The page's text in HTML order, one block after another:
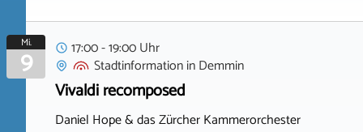
Mi.
9
17:00 - 19:00 Uhr
StadtinformationinDemmin
Vivaldi recomposed
Daniel Hope & das Zürcher Kammerorchester